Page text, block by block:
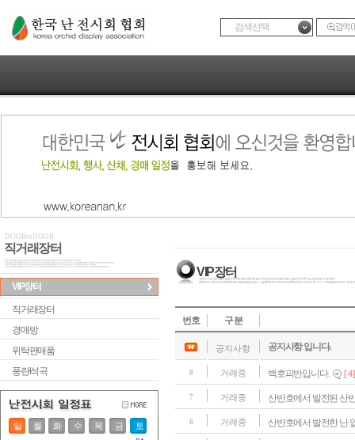
검색선택
DOORtoDOOR
직거래장터
VIP장터
직거래장터
경매방
위탁판매품
풍란l석곡
VIP장터
번호 구 분
공지사항 공지사항 입니다.
8 거래중 백호피반입니다. [ 4 ]
7 거래중 산반호에서 발전된 산
6 거래중 산반호에서 발전한 난